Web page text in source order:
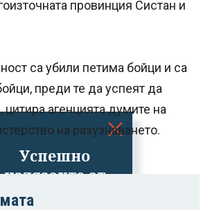
Успешно
излязохте от
профила си!
провинция Систан и
са убили петима бойци и са
преди те да успеят да
цитира агенцията думите на
на разузнаването.